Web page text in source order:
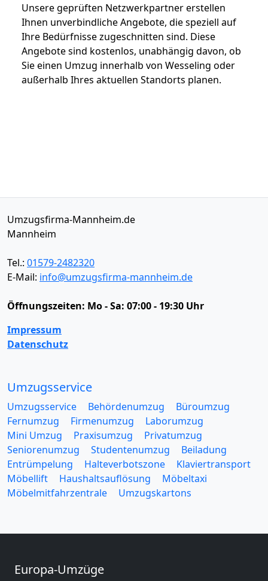
Unsere geprüften Netzwerkpartner erstellen
Ihnen unverbindliche Angebote, die speziell auf
Ihre Bedürfnisse zugeschnitten sind. Diese
Angebote sind kostenlos, unabhängig davon, ob
Sie einen Umzug innerhalb von Wesseling oder
außerhalb Ihres aktuellen Standorts planen.
Umzugsfirma-Mannheim.de
Mannheim
Tel.: 01579-2482320
E-Mail: info@umzugsfirma-mannheim.de
Öffnungszeiten: Mo - Sa: 07:00 - 19:30 Uhr
Impressum
Datenschutz
Umzugsservice
Umzugsservice Behördenumzug
Büroumzug
Fernumzug
Firmenumzug
Laborumzug
Mini Umzug
Praxisumzug
Privatumzug
Seniorenumzug
Studentenumzug
Beiladung
Entrümpelung
Halteverbotszone
Klaviertransport
Möbellift
Haushaltsauflösung
Möbeltaxi
Möbelmitfahrzentrale
Umzugskartons
Europa-Umzüge